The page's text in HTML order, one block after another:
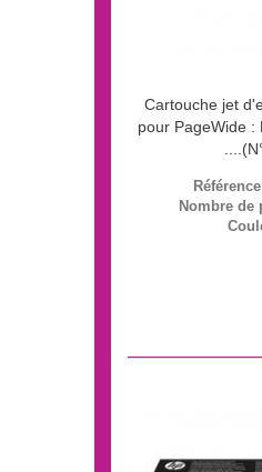
Cartouche jet
pour PageWide :
Nombre de